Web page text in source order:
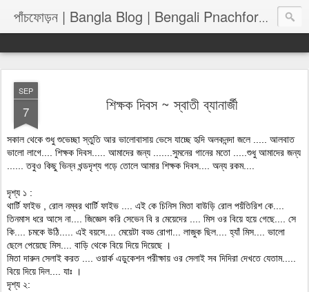
পাঁচফোড়ন | Bangla Blog | Bengali Pnachforon
SEP
7 শিক্ষক দিবস ~ স্বাতী ব্যানার্জী
সকাল থেকে শুধু শুভেচ্ছা স্তুতি আর ভালোবাসায় ভেসে যাচ্ছে হৃদি অলকনন্দা জলে ..... আলবাত
ভালো লাগে.... শিক্ষক দিবস..... আমাদের জন্য .......সুমনের গানের মতো .....শুধু আমাদের জন্য
...... তবুও কিছু ভিন্ন খন্ডদৃশ্য গড়ে তোলে আমার শিক্ষক দিবস.... অন্য রকম....
দৃশ্য ১ :
থার্টি ফাইভ , রোল নম্বর থার্টি ফাইভ .... এই কে চিনিস মিতা বাউড়ি রোল পয়ঁতিরিশ কে....
তিনমাস ধরে আসে না.... জিজ্ঞেস করি সেভেন বি র মেয়েদের .... মিস ওর বিয়ে হয়ে গেছে.... সে
কি.... চমকে উঠি..... এই বয়সে.... মেয়েটা বড্ড রোগা... লাজুক ছিল.... হ্যাঁ মিস.... ভালো
ছেলে পেয়েছে মিস.... বাড়ি থেকে বিয়ে দিয়ে দিয়েছে ।
মিতা দারুন সেলাই করত .... ওয়ার্ক এডুকেশন পরীক্ষায় ওর সেলাই সব দিদিরা দেখতে যেতাম.....
বিয়ে দিয়ে দিল.... যাঃ ।
দৃশ্য ২: